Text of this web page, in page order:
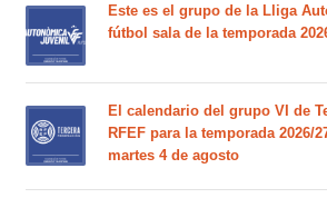
Este es el grupo de la Lliga
fútbol sala de la temporada
El calendario del grupo VI de
RFEF para la temporada 2026/
martes 4 de agosto